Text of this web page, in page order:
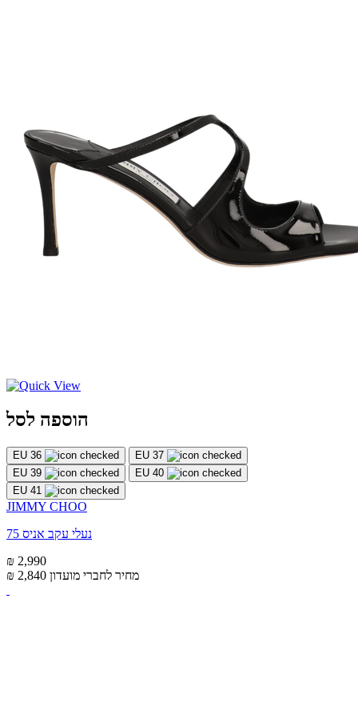
הוספה לסל
EU 36
EU 37
EU 39
EU 40
EU 41
JIMMY CHOO
נעלי עקב אניס 75
₪ 2,990
₪ 2,840 מחיר לחברי מועדון